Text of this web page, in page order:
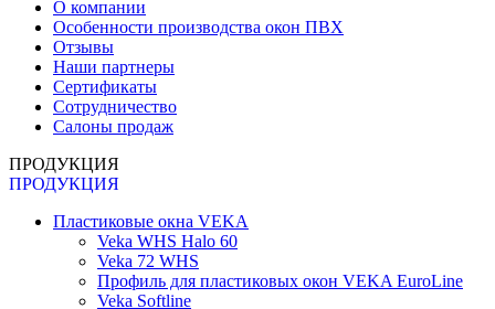
О компании
Особенности производства окон ПВХ
Отзывы
Наши партнеры
Сертификаты
Сотрудничество
Салоны продаж
ПРОДУКЦИЯ
ПРОДУКЦИЯ
Пластиковые окна VEKA
Veka WHS Halo 60
Veka 72 WHS
Профиль для пластиковых окон VEKA EuroLine
Veka Softline